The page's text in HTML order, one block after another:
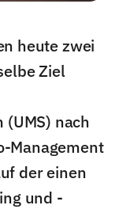
heute zwei
Ziel
nach
Management
der einen
und -